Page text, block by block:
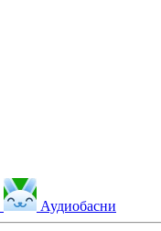
Аудиобасни